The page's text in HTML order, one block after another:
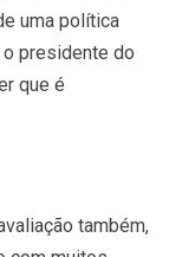
uma política
o presidente do
que é
também,